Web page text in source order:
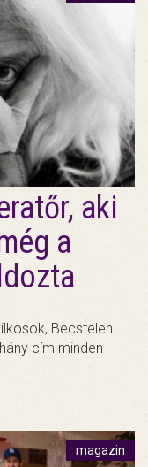
aki
a
Becstelen
cím minden
magazin